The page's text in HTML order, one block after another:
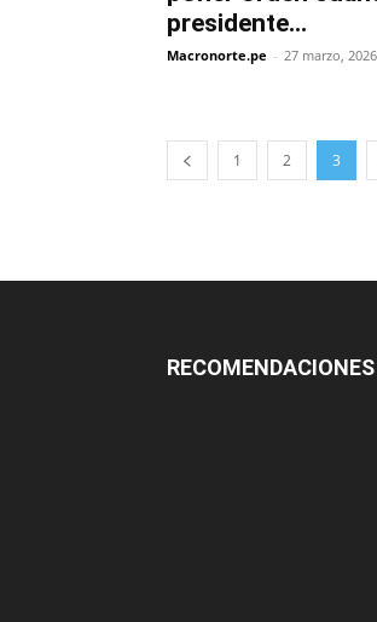
presidente...
Macronorte.pe - 27 marzo, 2026
1 2 3